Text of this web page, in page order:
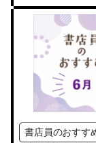
書店員のおすす